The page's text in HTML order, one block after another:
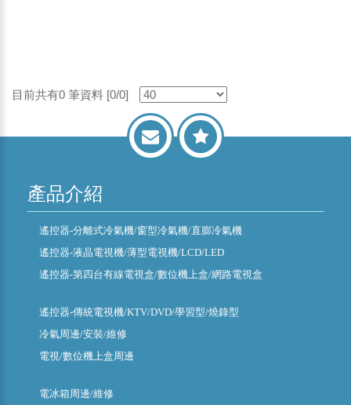
目前共有0 筆資料 [0/0]
產品介紹
遙控器-分離式冷氣機/窗型冷氣機/直膨冷氣機
遙控器-液晶電視機/薄型電視機/LCD/LED
遙控器-第四台有線電視盒/數位機上盒/網路電視盒
遙控器-傳統電視機/KTV/DVD/學習型/燒錄型
冷氣周邊/安裝/維修
電視/數位機上盒周邊
電冰箱周邊/維修